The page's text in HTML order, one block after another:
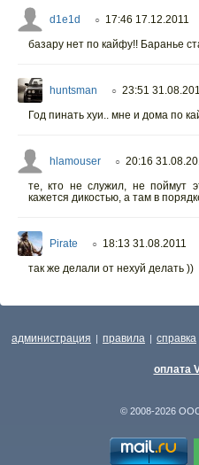
d1e1d ○ 17:46 17.12.2011
базару нет по кайфу!! Баранье
huntsman ○ 23:51
Год пинать хуи.. мне и дома по
hlamouser ○ 20:16
те, кто не служил, не поймут
кажется дикостью, а там в
Pirate ○ 18:13 31.08.2011
так же делали от нехуй делать ))
администрация | правила | справка
оплата
© 2008-2026